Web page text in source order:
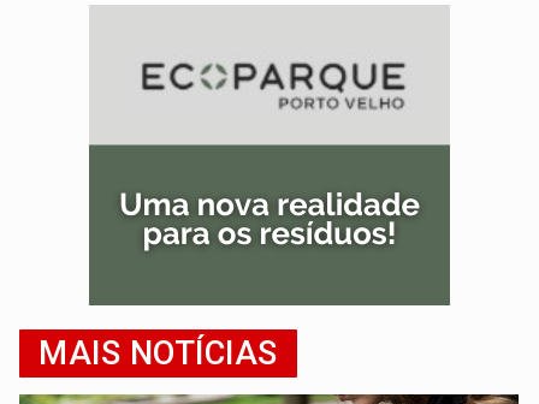
MAIS NOTÍCIAS